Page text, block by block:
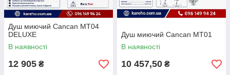
Душ миючий Cancan MT04
DELUXE
В наявності
12 905 ₴
Душ миючий Cancan MT01
В наявності
10 457,50 ₴